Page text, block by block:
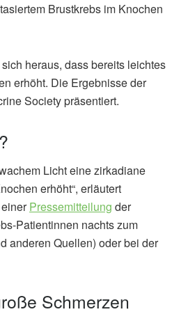
Brustkrebs im Knochen
heraus, dass bereits leichtes
erhöht. Die Ergebnisse der
Society präsentiert.
Licht eine zirkadiane
erhöht“, erläutert
Pressemitteilung der
Patientinnen nachts zum
anderen Quellen) oder bei der
Schmerzen